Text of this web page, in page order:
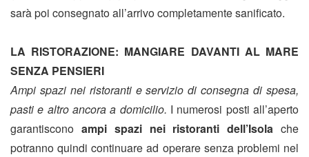
sarà poi consegnato all’arrivo completamente sanificato.
LA RISTORAZIONE: MANGIARE DAVANTI AL MARE
SENZA PENSIERI
Ampi spazi nei ristoranti e servizio di consegna di spesa,
pasti e altro ancora a domicilio. I numerosi posti all’aperto
garantiscono ampi spazi nei ristoranti dell’Isola che
potranno quindi continuare ad operare senza problemi nel